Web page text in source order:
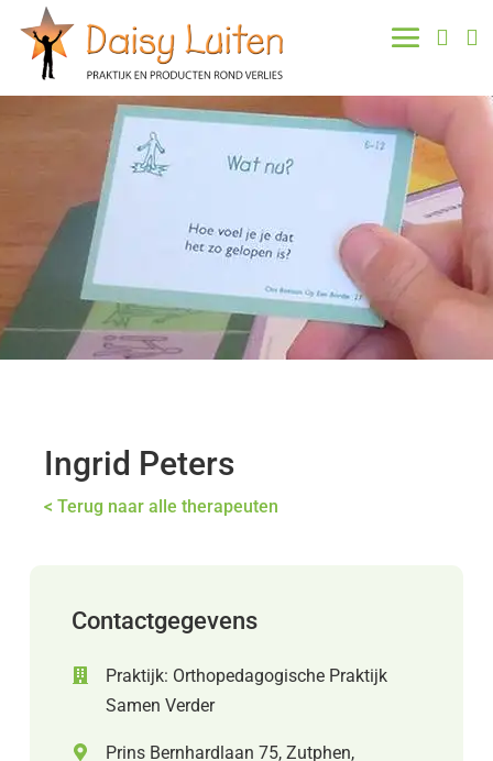
 
Ingrid Peters
< Terug naar alle therapeuten
Contactgegevens
Praktijk: Orthopedagogische Praktijk
Samen Verder
Prins Bernhardlaan 75, Zutphen,